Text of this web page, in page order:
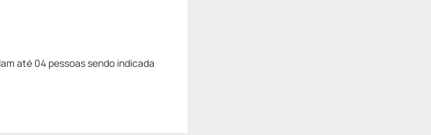
até 04 pessoas sendo indicada